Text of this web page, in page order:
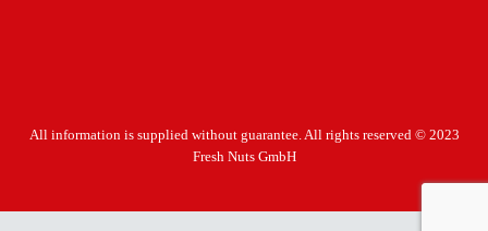
All information is supplied without guarantee. All rights reserved © 2023
Fresh Nuts GmbH